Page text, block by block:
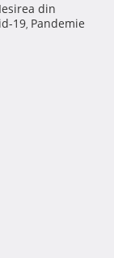
Iesirea din
19, Pandemie